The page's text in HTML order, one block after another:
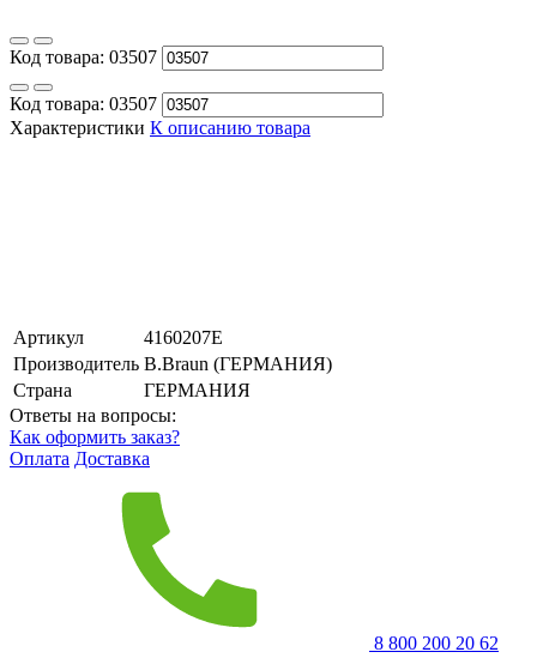
Код товара: 03507
Код товара: 03507
Характеристики К описанию товара
Артикул
4160207Е
Производитель B.Braun (ГЕРМАНИЯ)
Страна
ГЕРМАНИЯ
Ответы на вопросы:
Как оформить заказ?
Оплата Доставка
8 800 200 20 62